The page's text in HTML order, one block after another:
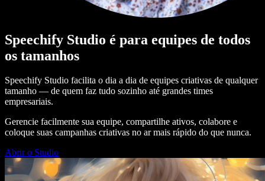
Speechify Studio é para equipes de todos
os tamanhos
Speechify Studio facilita o dia a dia de equipes criativas de qualquer
tamanho — de quem faz tudo sozinho até grandes times
empresariais.
Gerencie facilmente sua equipe, compartilhe ativos, colabore e
coloque suas campanhas criativas no ar mais rápido do que nunca.
Abrir o Studio